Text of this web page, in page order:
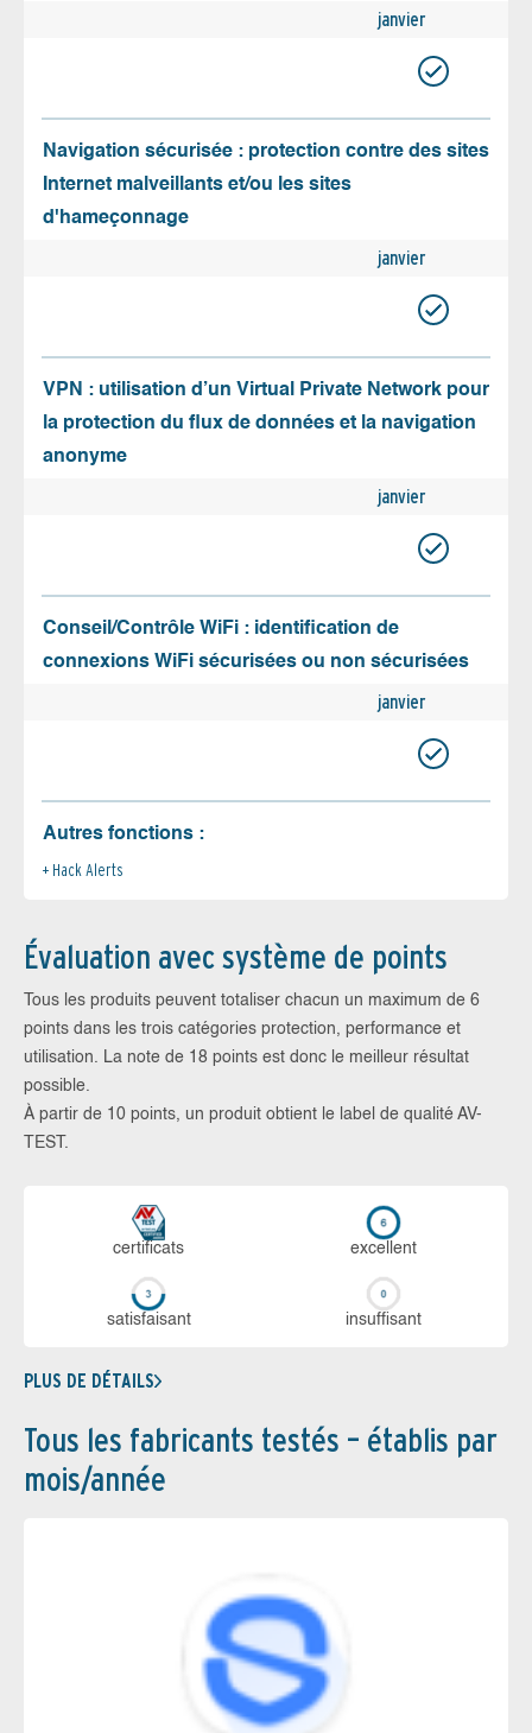
janvier
Navigation sécurisée : protection contre des sites
Internet malveillants et/ou les sites
d'hameçonnage
janvier
VPN : utilisation d’un Virtual Private Network pour
la protection du flux de données et la navigation
anonyme
janvier
Conseil/Contrôle WiFi : identification de
connexions WiFi sécurisées ou non sécurisées
janvier
Autres fonctions :
Hack Alerts
Évaluation avec système de points
Tous les produits peuvent totaliser chacun un maximum de 6
points dans les trois catégories protection, performance et
utilisation. La note de 18 points est donc le meilleur résultat
possible.
À partir de 10 points, un produit obtient le label de qualité AV-
TEST.
certi­ficats ex­cellent
sa­tis­fai­sant in­suf­fi­sant
PLUS DE DÉTAILS
Tous les fabricants testés – établis par
mois/année